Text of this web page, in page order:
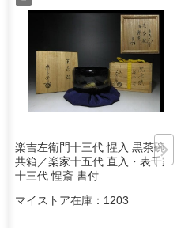
楽吉左衛門十三代 惺入 黒茶碗／
共箱／楽家十五代 直入・表千家
十三代 惺斎 書付
マイストア在庫： 1203